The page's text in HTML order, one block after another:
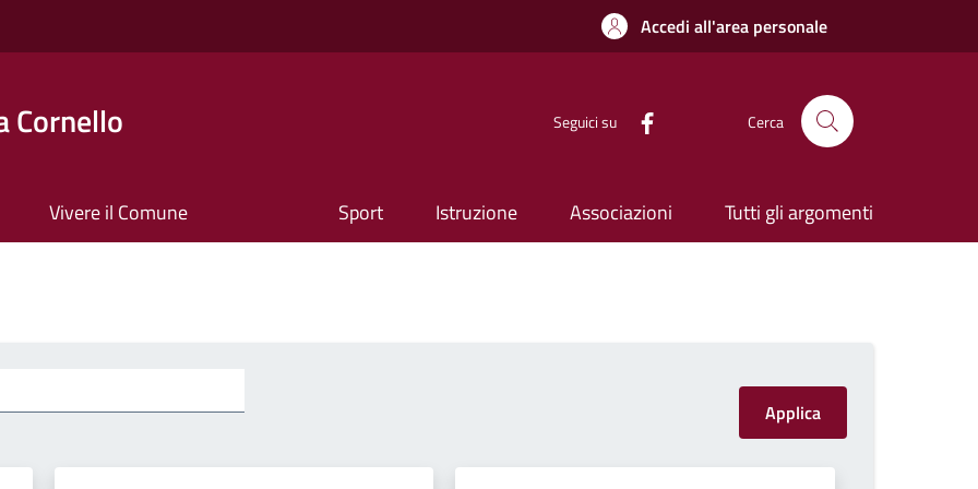
Accedi all'area personale
Cornello Seguici su Cerca
Vivere il Comune Sport Istruzione Associazioni Tutti gli argomenti